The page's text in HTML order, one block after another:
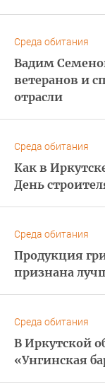
Среда обитания
Вадим
ветеранов и
отрасли
Среда обитания
Как в
День
Среда обитания
Продукция
признана
Среда обитания
В Иркутской
«Унгинская